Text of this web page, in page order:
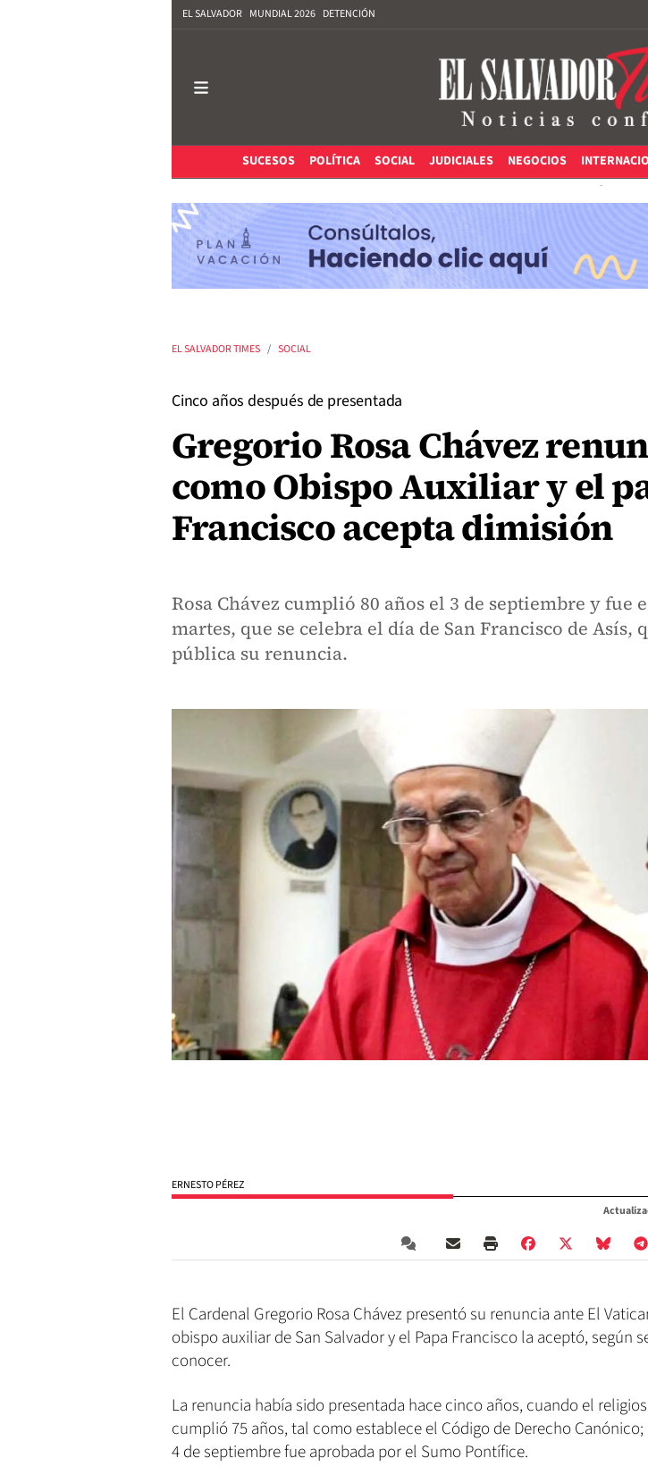
EL SALVADOR MUNDIAL 2026 DETENCIÓN
SUCESOS
POLÍTICA SOCIAL JUDICIALES NEGOCIOS
EL SALVADOR TIMES SOCIAL
Cinco años después de presentada
Gregorio Rosa Chávez
como Obispo Auxiliar y el
Francisco acepta dimisión
Rosa Chávez cumplió 80 años el 3 de septiembre y fue
martes, que se celebra el día de San Francisco de Asís,
pública su renuncia.
ERNESTO PÉREZ
El Cardenal Gregorio Rosa Chávez presentó su renuncia ante El
obispo auxiliar de San Salvador y el Papa Francisco la aceptó, según
conocer.
La renuncia había sido presentada hace cinco años, cuando el
cumplió 75 años, tal como establece el Código de Derecho
4 de septiembre fue aprobada por el Sumo Pontífice.